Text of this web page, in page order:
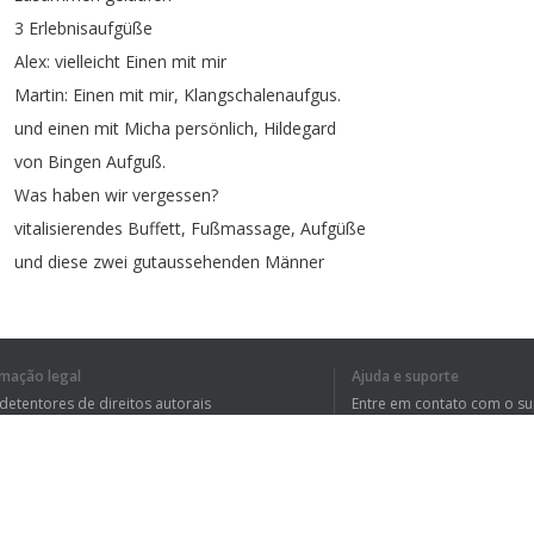
3 Erlebnisaufgüße
Alex: vielleicht Einen mit mir
Martin: Einen mit mir, Klangschalenaufgus.
und einen mit Micha persönlich, Hildegard
von Bingen Aufguß.
Was haben wir vergessen?
vitalisierendes Buffett, Fußmassage, Aufgüße
und diese zwei gutaussehenden Männer
Facebook?5€ sparen indem
der
legal
detentores de direitos autorais
Ajuda e suporte
Entre em contato com o